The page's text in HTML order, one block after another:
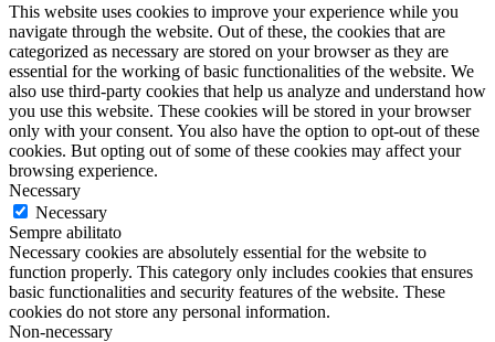
This website uses cookies to improve your experience while you
navigate through the website. Out of these, the cookies that are
categorized as necessary are stored on your browser as they are
essential for the working of basic functionalities of the website. We
also use third-party cookies that help us analyze and understand how
you use this website. These cookies will be stored in your browser
only with your consent. You also have the option to opt-out of these
cookies. But opting out of some of these cookies may affect your
browsing experience.
Necessary
Necessary
Sempre abilitato
Necessary cookies are absolutely essential for the website to
function properly. This category only includes cookies that ensures
basic functionalities and security features of the website. These
cookies do not store any personal information.
Non-necessary